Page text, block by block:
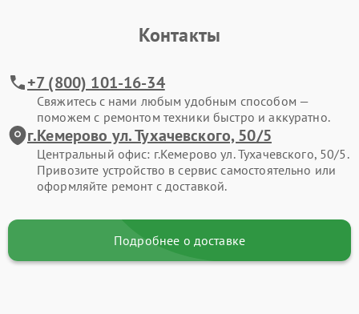
Контакты
+7 (800) 101-16-34
Свяжитесь с нами любым удобным способом —
поможем с ремонтом техники быстро и аккуратно.
г.Кемерово ул. Тухачевского, 50/5
Центральный офис: г.Кемерово ул. Тухачевского, 50/5.
Привозите устройство в сервис самостоятельно или
оформляйте ремонт с доставкой.
Подробнее о доставке